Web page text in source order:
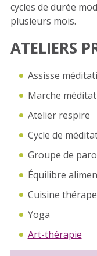
cycles de durée
plusieurs mois.
ATELIERS
Assisse
Marche
Atelier respire
Cycle de
Groupe de
Équilibre
Cuisine
Yoga
Art-thérapie